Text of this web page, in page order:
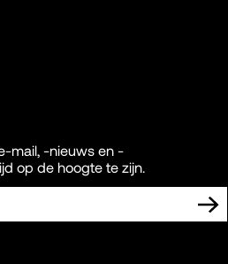
mail, -nieuws en -
op de hoogte te zijn.